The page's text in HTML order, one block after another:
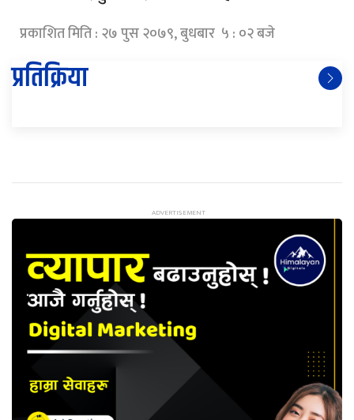
प्रकाशित मिति : २७ पुस २०७९, बुधबार ५ : ०२ बजे
प्रतिक्रिया